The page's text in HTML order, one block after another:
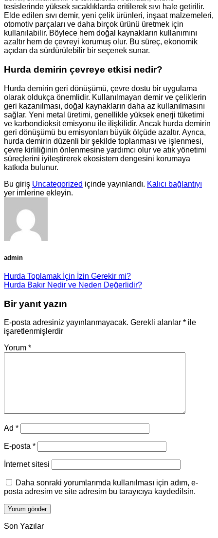
tesislerinde yüksek sıcaklıklarda eritilerek sıvı hale getirilir.
Elde edilen sıvı demir, yeni çelik ürünleri, inşaat malzemeleri,
otomotiv parçaları ve daha birçok ürünü üretmek için
kullanılabilir. Böylece hem doğal kaynakların kullanımını
azaltır hem de çevreyi korumuş olur. Bu süreç, ekonomik
açıdan da sürdürülebilir bir seçenek sunar.
Hurda demirin çevreye etkisi nedir?
Hurda demirin geri dönüşümü, çevre dostu bir uygulama
olarak oldukça önemlidir. Kullanılmayan demir ve çeliklerin
geri kazanılması, doğal kaynakların daha az kullanılmasını
sağlar. Yeni metal üretimi, genellikle yüksek enerji tüketimi
ve karbondioksit emisyonu ile ilişkilidir. Ancak hurda demirin
geri dönüşümü bu emisyonları büyük ölçüde azaltır. Ayrıca,
hurda demirin düzenli bir şekilde toplanması ve işlenmesi,
çevre kirliliğinin önlenmesine yardımcı olur ve atık yönetimi
süreçlerini iyileştirerek ekosistem dengesini korumaya
katkıda bulunur.
Bu giriş Uncategorized içinde yayınlandı. Kalıcı bağlantıyı
yer imlerine ekleyin.
admin
Hurda Toplamak İçin İzin Gerekir mi?
Hurda Bakır Nedir ve Neden Değerlidir?
Bir yanıt yazın
E-posta adresiniz yayınlanmayacak. Gerekli alanlar * ile
işaretlenmişlerdir
Yorum *
Ad *
E-posta *
İnternet sitesi
Daha sonraki yorumlarımda kullanılması için adım, e-
posta adresim ve site adresim bu tarayıcıya kaydedilsin.
Son Yazılar